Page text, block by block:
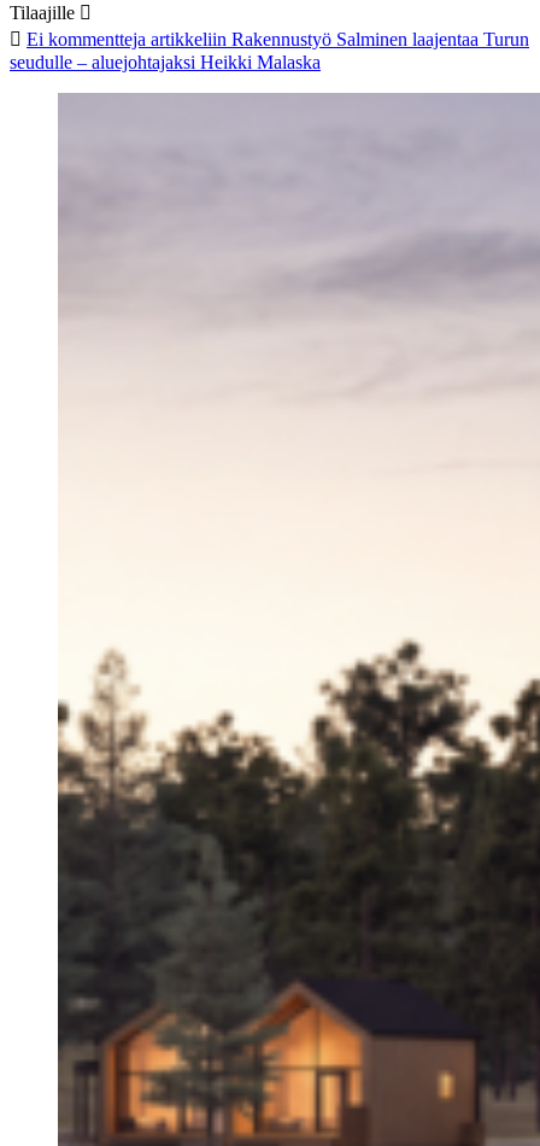
Tilaajille
Ei kommentteja artikkeliin Rakennustyö Salminen laajentaa Turun
seudulle – aluejohtajaksi Heikki Malaska